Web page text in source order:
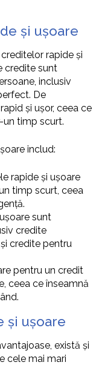
și ușoare
rapide și
credite sunt
inclusiv
De
și ușor, ceea ce
un timp scurt.
includ:
rapide și ușoare
timp scurt, ceea
sunt
credite
credite pentru
pentru un credit
ceea ce înseamnă
și ușoare
există și
cele mai mari